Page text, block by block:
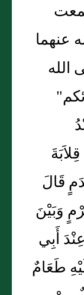
عنهما
قَالَ
وَبَيْنَ
أَبِي
طَعَامٌ